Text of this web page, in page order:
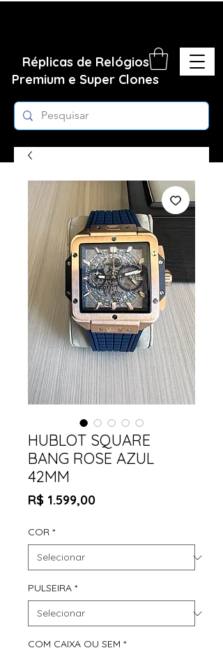
Réplicas de Relógios
Premium e Super Clones
HUBLOT SQUARE
BANG ROSE AZUL
42MM
R$ 1.599,00Preço
COR *
PULSEIRA *
COM CAIXA OU SEM *